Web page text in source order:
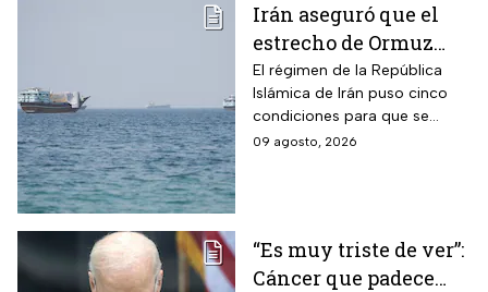
Irán aseguró que el
estrecho de Ormuz
seguirá bloqueado
hasta que EUA acepte
“sus condiciones”
El régimen de la República
Islámica de Irán puso cinco
condiciones para que se
reabra el estrecho de Ormuz
09 agosto, 2026
“Es muy triste de ver”:
Cáncer que padece